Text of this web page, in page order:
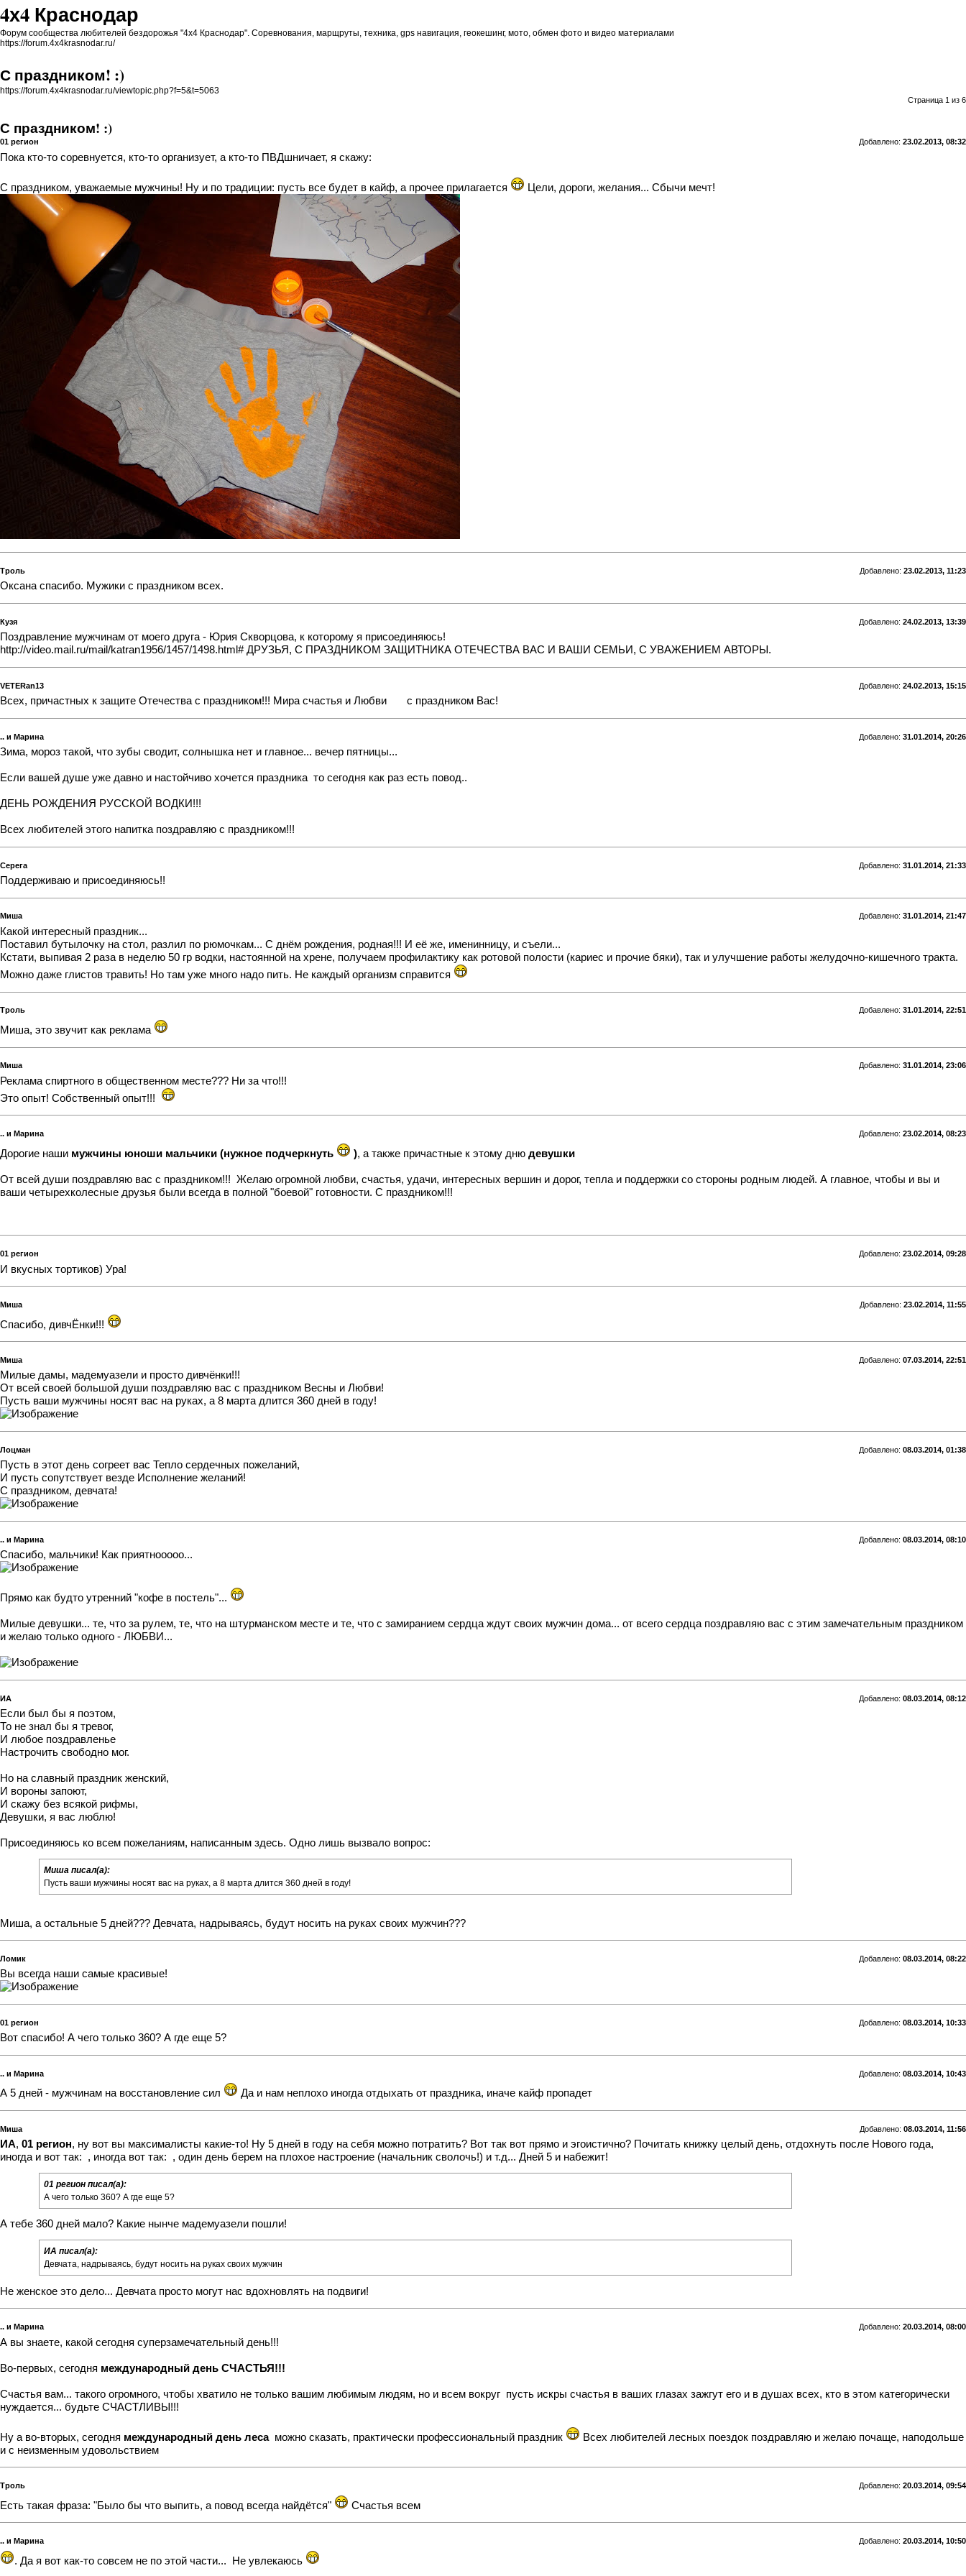
4х4 Краснодар
Форум сообщества любителей бездорожья "4x4 Краснодар". Соревнования, марщруты, техника, gps навигация, геокешинг, мото, обмен фото и видео материалами
https://forum.4x4krasnodar.ru/
С праздником! :)
https://forum.4x4krasnodar.ru/viewtopic.php?f=5&t=5063
Страница 1 из 6
С праздником! :)
Добавлено: 23.02.2013, 08:32
01 регион
Пока кто-то соревнуется, кто-то организует, а кто-то ПВДшничает, я скажу:
С праздником, уважаемые мужчины! Ну и по традиции: пусть все будет в кайф, а прочее прилагается Цели, дороги, желания... Сбычи мечт!
Добавлено: 23.02.2013, 11:23
Троль
Оксана спасибо. Мужики с праздником всех.
Добавлено: 24.02.2013, 13:39
Кузя
Поздравление мужчинам от моего друга - Юрия Скворцова, к которому я присоединяюсь!
http://video.mail.ru/mail/katran1956/1457/1498.html#ДРУЗЬЯ, С ПРАЗДНИКОМ ЗАЩИТНИКА ОТЕЧЕСТВА ВАС И ВАШИ СЕМЬИ, С УВАЖЕНИЕМ АВТОРЫ.
Добавлено: 24.02.2013, 15:15
VETERan13
Всех, причастных к защите Отечества с праздником!!! Мира счастья и Любви с праздником Вас!
Добавлено: 31.01.2014, 20:26
.. и Марина
Зима, мороз такой, что зубы сводит, солнышка нет и главное... вечер пятницы...
Если вашей душе уже давно и настойчиво хочется праздника то сегодня как раз есть повод..
ДЕНЬ РОЖДЕНИЯ РУССКОЙ ВОДКИ!!!
Всех любителей этого напитка поздравляю с праздником!!!
Добавлено: 31.01.2014, 21:33
Серега
Поддерживаю и присоединяюсь!!
Добавлено: 31.01.2014, 21:47
Миша
Какой интересный праздник...
Поставил бутылочку на стол, разлил по рюмочкам... С днём рождения, родная!!! И её же, именинницу, и съели...
Кстати, выпивая 2 раза в неделю 50 гр водки, настоянной на хрене, получаем профилактику как ротовой полости (кариес и прочие бяки), так и улучшение работы желудочно-кишечного тракта.
Можно даже глистов травить! Но там уже много надо пить. Не каждый организм справится
Добавлено: 31.01.2014, 22:51
Троль
Миша, это звучит как реклама
Добавлено: 31.01.2014, 23:06
Миша
Реклама спиртного в общественном месте??? Ни за что!!!
Это опыт! Собственный опыт!!!
Добавлено: 23.02.2014, 08:23
.. и Марина
Дорогие наши мужчины юноши мальчики (нужное подчеркнуть ), а также причастные к этому дню девушки
От всей души поздравляю вас с праздником!!! Желаю огромной любви, счастья, удачи, интересных вершин и дорог, тепла и поддержки со стороны родным людей. А главное, чтобы и вы и
ваши четырехколесные друзья были всегда в полной "боевой" готовности. С праздником!!!
Добавлено: 23.02.2014, 09:28
01 регион
И вкусных тортиков) Ура!
Добавлено: 23.02.2014, 11:55
Миша
Спасибо, дивчЁнки!!!
Добавлено: 07.03.2014, 22:51
Миша
Милые дамы, мадемуазели и просто дивчёнки!!!
От всей своей большой души поздравляю вас с праздником Весны и Любви!
Пусть ваши мужчины носят вас на руках, а 8 марта длится 360 дней в году!
Добавлено: 08.03.2014, 01:38
Лоцман
Пусть в этот день согреет вас Тепло сердечных пожеланий,
И пусть сопутствует везде Исполнение желаний!
С праздником, девчата!
Добавлено: 08.03.2014, 08:10
.. и Марина
Спасибо, мальчики! Как приятнооооо...
Прямо как будто утренний "кофе в постель"...
Милые девушки... те, что за рулем, те, что на штурманском месте и те, что с замиранием сердца ждут своих мужчин дома... от всего сердца поздравляю вас с этим замечательным праздником
и желаю только одного - ЛЮБВИ...
Добавлено: 08.03.2014, 08:12
ИА
Если был бы я поэтом,
То не знал бы я тревог,
И любое поздравленье
Настрочить свободно мог.
Но на славный праздник женский,
И вороны запоют,
И скажу без всякой рифмы,
Девушки, я вас люблю!
Присоединяюсь ко всем пожеланиям, написанным здесь. Одно лишь вызвало вопрос:
Миша писал(а):
Пусть ваши мужчины носят вас на руках, а 8 марта длится 360 дней в году!
Миша, а остальные 5 дней??? Девчата, надрываясь, будут носить на руках своих мужчин???
Добавлено: 08.03.2014, 08:22
Ломик
Вы всегда наши самые красивые!
Добавлено: 08.03.2014, 10:33
01 регион
Вот спасибо! А чего только 360? А где еще 5?
Добавлено: 08.03.2014, 10:43
.. и Марина
А 5 дней - мужчинам на восстановление сил Да и нам неплохо иногда отдыхать от праздника, иначе кайф пропадет
Добавлено: 08.03.2014, 11:56
Миша
ИА, 01 регион, ну вот вы максималисты какие-то! Ну 5 дней в году на себя можно потратить? Вот так вот прямо и эгоистично? Почитать книжку целый день, отдохнуть после Нового года,
иногда и вот так:
, иногда вот так: , один день берем на плохое настроение (начальник сволочь!) и т.д... Дней 5 и набежит!
01 регион писал(а):
А чего только 360? А где еще 5?
А тебе 360 дней мало? Какие нынче мадемуазели пошли!
ИА писал(а):
Девчата, надрываясь, будут носить на руках своих мужчин
Не женское это дело... Девчата просто могут нас вдохновлять на подвиги!
Добавлено: 20.03.2014, 08:00
.. и Марина
А вы знаете, какой сегодня суперзамечательный день!!!
Во-первых, сегодня международный день СЧАСТЬЯ!!!
Счастья вам... такого огромного, чтобы хватило не только вашим любимым людям, но и всем вокруг пусть искры счастья в ваших глазах зажгут его и в душах всех, кто в этом категорически
нуждается... будьте СЧАСТЛИВЫ!!!
Ну а во-вторых, сегодня международный день леса можно сказать, практически профессиональный праздник
Всех любителей лесных поездок поздравляю и желаю почаще, наподольше
и с неизменным удовольствием
Добавлено: 20.03.2014, 09:54
Троль
Есть такая фраза: "Было бы что выпить, а повод всегда найдётся" Счастья всем
Добавлено: 20.03.2014, 10:50
.. и Марина
. Да я вот как-то совсем не по этой части... Не увлекаюсь